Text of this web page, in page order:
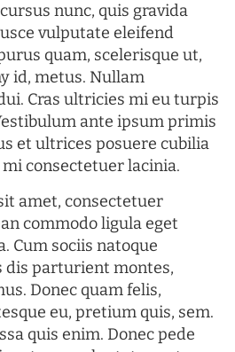
nunc, quis gravida
vulputate eleifend
quam, scelerisque ut,
id, metus. Nullam
Cras ultricies mi eu turpis
ante ipsum primis
et ultrices posuere cubilia
mi consectetuer lacinia.
amet, consectetuer
commodo ligula eget
Cum sociis natoque
dis parturient montes,
Donec quam felis,
eu, pretium quis, sem.
quis enim. Donec pede